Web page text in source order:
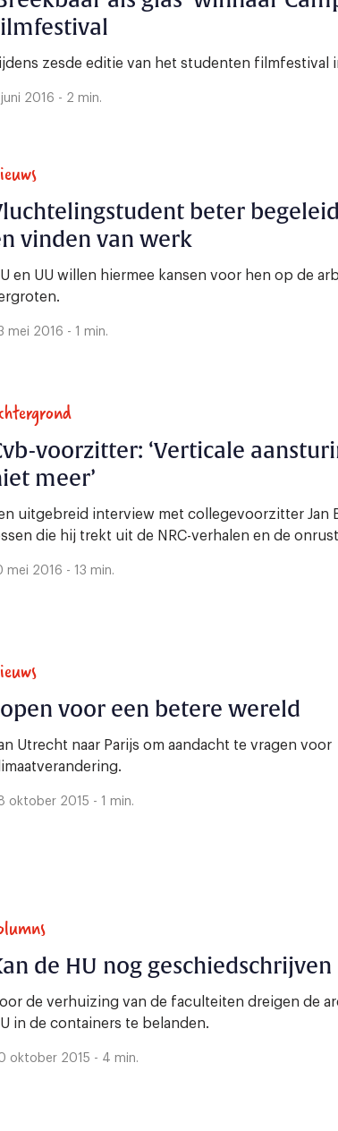
zesde editie van het studenten filmfestival
2016 - 2 min.
beter
vinden van werk
en UU willen hiermee kansen voor hen op de
mei 2016 - 1 min.
voorzitter: ‘Verticale
meer’
uitgebreid interview met collegevoorzitter Jan
die hij trekt uit de NRC-verhalen en de onrust
mei 2016 - 13 min.
voor een betere wereld
Utrecht naar Parijs om aandacht te vragen voor
oktober 2015 - 1 min.
de HU nog geschiedschrijven
de verhuizing van de faculteiten dreigen de
in de containers te belanden.
oktober 2015 - 4 min.